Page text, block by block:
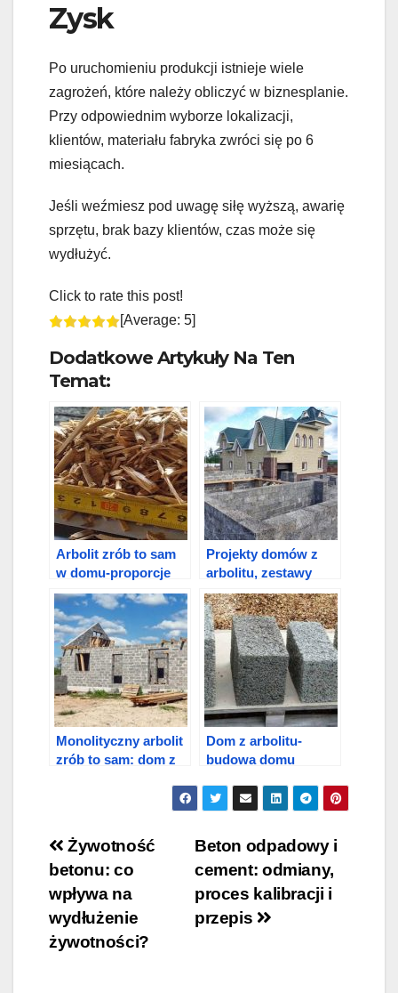
Zysk
Po uruchomieniu produkcji istnieje wiele
zagrożeń, które należy obliczyć w biznesplanie.
Przy odpowiednim wyborze lokalizacji,
klientów, materiału fabryka zwróci się po 6
miesiącach.
Jeśli weźmiesz pod uwagę siłę wyższą, awarię
sprzętu, brak bazy klientów, czas może się
wydłużyć.
Click to rate this post!
[Average: 5]
Dodatkowe Artykuły Na Ten
Temat:
Arbolit zrób to sam
w domu-proporcje
Projekty domów z
arbolitu, zestawy
domów do 150 m kw
Monolityczny arbolit
zrób to sam: dom z
Dom z arbolitu-
budowa domu
Nawigacja
wpisu
Beton odpadowy i
cement: odmiany,
proces kalibracji i
przepis
Żywotność
betonu: co
wpływa na
wydłużenie
żywotności?